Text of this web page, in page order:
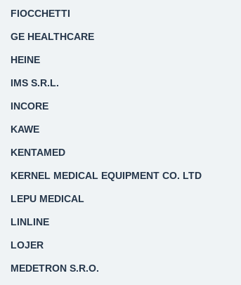
FIOCCHETTI
GE HEALTHCARE
HEINE
IMS S.R.L.
INCORE
KAWE
KENTAMED
KERNEL MEDICAL EQUIPMENT CO. LTD
LEPU MEDICAL
LINLINE
LOJER
MEDETRON S.R.O.